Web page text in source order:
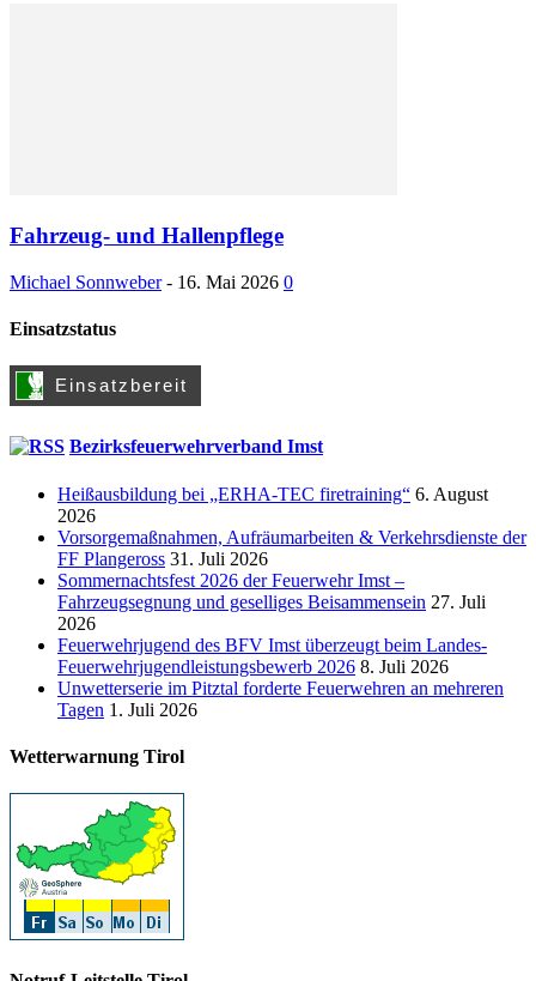
Fahrzeug- und Hallenpflege
Michael Sonnweber - 16. Mai 2026 0
Einsatzstatus
Bezirksfeuerwehrverband Imst
Heißausbildung bei „ERHA-TEC firetraining“ 6. August
2026
Vorsorgemaßnahmen, Aufräumarbeiten & Verkehrsdienste der
FF Plangeross 31. Juli 2026
Sommernachtsfest 2026 der Feuerwehr Imst –
Fahrzeugsegnung und geselliges Beisammensein 27. Juli
2026
Feuerwehrjugend des BFV Imst überzeugt beim Landes-
Feuerwehrjugendleistungsbewerb 2026 8. Juli 2026
Unwetterserie im Pitztal forderte Feuerwehren an mehreren
Tagen 1. Juli 2026
Wetterwarnung Tirol